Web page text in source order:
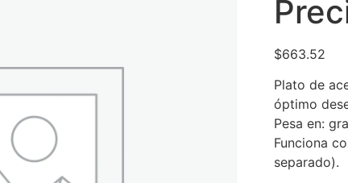
$663.52
Plato de
óptimo
Pesa en:
Funciona
separado).